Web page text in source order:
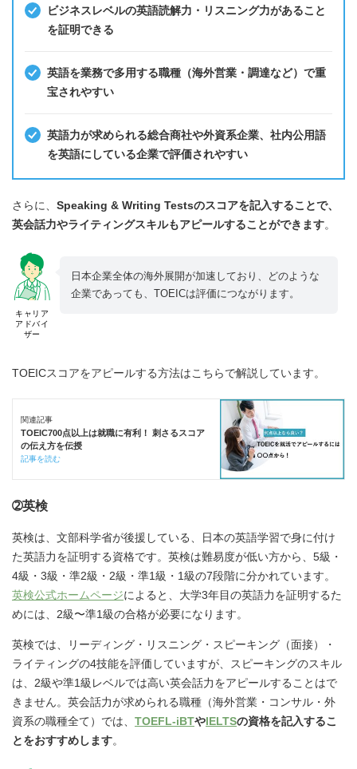
ビジネスレベルの英語読解力・リスニング力があること
を証明できる
英語を業務で多用する職種（海外営業・調達など）で重
宝されやすい
英語力が求められる総合商社や外資系企業、社内公用語
を英語にしている企業で評価されやすい
さらに、 Speaking & Writing Testsのスコアを記入することで、
英会話力やライティングスキルもアピールすることができます。
キャリア
アドバイ
ザー
日本企業全体の海外展開が加速しており、どのような
企業であっても、TOEICは評価につながります。
TOEICスコアをアピールする方法はこちらで解説しています。
関連記事
TOEIC700点以上は就職に有利！ 刺さるスコア
の伝え方を伝授
記事を読む
➁英検
英検は、文部科学省が後援している、日本の英語学習で身に付け
た英語力を証明する資格です。英検は難易度が低い方から、5級・
4級・3級・準2級・2級・準1級・1級の7段階に分かれています。
英検公式ホームページによると、大学3年目の英語力を証明するた
めには、2級〜準1級の合格が必要になります。
英検では、リーディング・リスニング・スピーキング（面接）・
ライティングの4技能を評価していますが、スピーキングのスキル
は、2級や準1級レベルでは高い英会話力をアピールすることはで
きません。英会話力が求められる職種（海外営業・コンサル・外
資系の職種全て）では、 TOEFL-iBTやIELTSの資格を記入するこ
とをおすすめします。